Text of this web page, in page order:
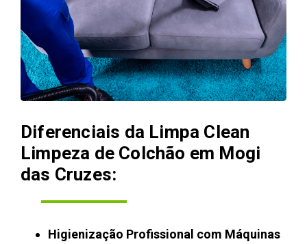
Diferenciais da Limpa Clean
Limpeza de Colchão em Mogi
das Cruzes:
Higienização Profissional com Máquinas